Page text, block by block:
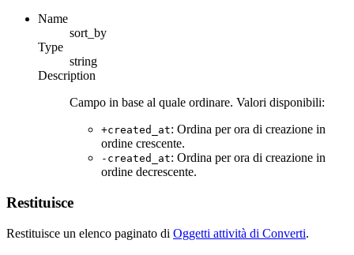
Name
sort_by
Type
string
Description
Campo in base al quale ordinare. Valori disponibili:
+created_at: Ordina per ora di creazione in
ordine crescente.
-created_at: Ordina per ora di creazione in
ordine decrescente.
Restituisce
Restituisce un elenco paginato di Oggetti attività di Converti.